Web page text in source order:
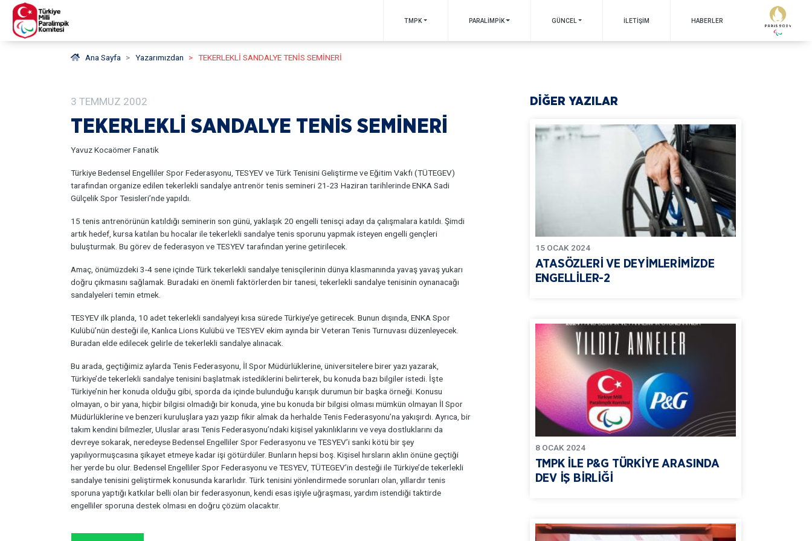
TMPK PARALİMPİK GÜNCEL İLETIŞIM HABERLER
Ana Sayfa Yazarımızdan TEKERLEKLİ SANDALYE TENİS SEMİNERİ
3 TEMMUZ 2002
TEKERLEKLİ SANDALYE TENİS SEMİNERİ
Yavuz Kocaömer Fanatik
Türkiye Bedensel Engelliler Spor Federasyonu, TESYEV ve Türk Tenisini Geliştirme ve Eğitim Vakfı (TÜTEGEV)
tarafından organize edilen tekerlekli sandalye antrenör tenis semineri 21-23 Haziran tarihlerinde ENKA Sadi
Gülçelik Spor Tesisleri’nde yapıldı.
15 tenis antrenörünün katıldığı seminerin son günü, yaklaşık 20 engelli tenisçi adayı da çalışmalara katıldı. Şimdi
artık hedef, kursa katılan bu hocalar ile tekerlekli sandalye tenis sporunu yapmak isteyen engelli gençleri
buluşturmak. Bu görev de federasyon ve TESYEV tarafından yerine getirilecek.
Amaç, önümüzdeki 3-4 sene içinde Türk tekerlekli sandalye tenisçilerinin dünya klasmanında yavaş yavaş yukarı
doğru çıkmasını sağlamak. Buradaki en önemli faktörlerden bir tanesi, tekerlekli sandalye tenisinin oynanacağı
sandalyeleri temin etmek.
TESYEV ilk planda, 10 adet tekerlekli sandalyeyi kısa sürede Türkiye’ye getirecek. Bunun dışında, ENKA Spor
Kulübü’nün desteği ile, Kanlıca Lions Kulübü ve TESYEV ekim ayında bir Veteran Tenis Turnuvası düzenleyecek.
Buradan elde edilecek gelirle de tekerlekli sandalye alınacak.
Bu arada, geçtiğimiz aylarda Tenis Federasyonu, İl Spor Müdürlüklerine, üniversitelere birer yazı yazarak,
Türkiye’de tekerlekli sandalye tenisini başlatmak istediklerini belirterek, bu konuda bazı bilgiler istedi. İşte
Türkiye’nin her konuda olduğu gibi, sporda da içinde bulunduğu karışık durumun bir başka örneği. Konusu
olmayan, o bir yana, hiçbir bilgisi olmadığı bir konuda, yine bu konuda bir bilgisi olması mümkün olmayan İl Spor
Müdürlüklerine ve benzeri kuruluşlara yazı yazıp fikir almak da herhalde Tenis Federasyonu’na yakışırdı. Ayrıca, bir
takım kendini bilmezler, Uluslar arası Tenis Federasyonu’ndaki kişisel yakınlıklarını ve veya dostluklarını da
devreye sokarak, neredeyse Bedensel Engelliler Spor Federasyonu ve TESYEV’i sanki kötü bir şey
yapılıyormuşcasına şikayet etmeye kadar işi götürdüler. Bunların hepsi boş. Kişisel hırsların aklın önüne geçtiği
her yerde bu olur. Bedensel Engelliler Spor Federasyonu ve TESYEV, TÜTEGEV’in desteği ile Türkiye’de tekerlekli
sandalye tenisini geliştirmek konusunda kararlıdır. Türk tenisini yönlendirmede sorunları olan, yıllardır tenis
sporuna yaptığı katkılar belli olan bir federasyonun, kendi esas işiyle uğraşması, yardım istendiği taktirde
engelliler sporuna destek olması en doğru çözüm olacaktır.
DİĞER YAZILAR
15 OCAK 2024
ATASÖZLERİ VE DEYİMLERİMİZDE
ENGELLİLER-2
8 OCAK 2024
TMPK İLE P&G TÜRKİYE ARASINDA
DEV İŞ BİRLİĞİ